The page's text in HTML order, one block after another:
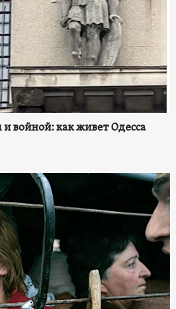
войной: как живет Одесса